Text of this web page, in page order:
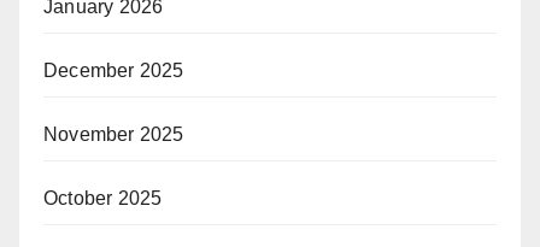
January 2026
December 2025
November 2025
October 2025